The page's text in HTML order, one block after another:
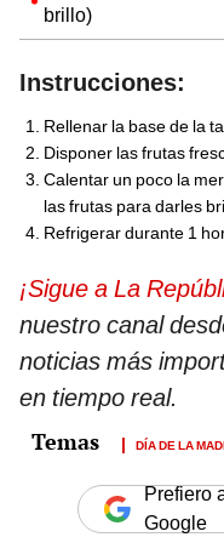
brillo)
Instrucciones:
Rellenar la base de la
Disponer las frutas
Calentar un poco la
las frutas para darles
Refrigerar durante 1
¡Sigue a La
nuestro canal
noticias más
en tiempo real.
DÍA DE LA
Prefiero
Google